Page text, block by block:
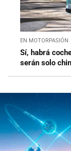
EN MOTORPASIÓN
Sí, habrá
serán solo